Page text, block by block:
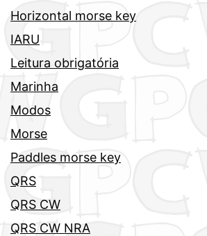
Horizontal morse key
IARU
Leitura obrigatória
Marinha
Modos
Morse
Paddles morse key
QRS
QRS CW
QRS CW NRA